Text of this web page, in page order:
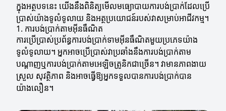
ក្នុងអត្ថបទនេះ យើងនឹងពិនិត្យមើលមធ្យោបាយការបង់ប្រាក់ដែលប្រើ
ប្រាស់យ៉ាងទូលំទូលាយ និងអត្ថប្រយោជន៍របស់វាសម្រាប់អាជីវកម្ម។
1. ការបង់ប្រាក់តាមអ៊ីនធឺណិត
ការប្រើប្រាស់ប្រព័ន្ធការបង់ប្រាក់ទាមអ៊ីនធឺណិតមួយប្រភេទយ៉ាង
ទូលំទូលាយ។ អ្នកអាចប្រើប្រាស់វាប្រឆាំងនឹងការបង់ប្រាក់តាម
បណ្តាញឬការបង់ប្រាក់តាមអេឡិចត្រូនិកជាច្រើន។ វាមានភាពងាយ
ស្រួល សុវត្ថិភាព និងអាចធ្វើឱ្យអ្នកទទួលបានការបង់ប្រាក់បាន
យ៉ាងលឿន។